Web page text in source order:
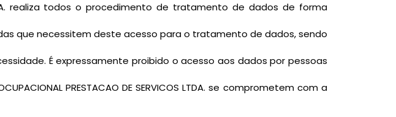
LTDA. realiza todos o procedimento de tratamento de dados de forma
que necessitem deste acesso para o tratamento de dados, sendo
É expressamente proibido o acesso aos dados por pessoas
PRESTACAO DE SERVICOS LTDA. se comprometem com a